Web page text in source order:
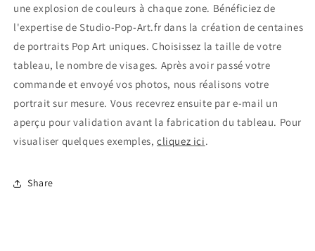
une explosion de couleurs à chaque zone. Bénéficiez de
l'expertise de Studio-Pop-Art.fr dans la création de centaines
de portraits Pop Art uniques. Choisissez la taille de votre
tableau, le nombre de visages. Après avoir passé votre
commande et envoyé vos photos, nous réalisons votre
portrait sur mesure. Vous recevrez ensuite par e-mail un
aperçu pour validation avant la fabrication du tableau. Pour
visualiser quelques exemples,cliquez ici.
Share